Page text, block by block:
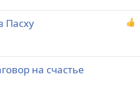
Пасху
на счастье